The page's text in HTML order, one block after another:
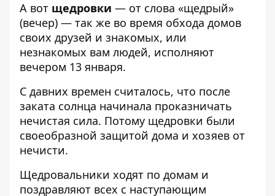
А вот щедровки — от слова «щедрый»
(вечер) — так же во время обхода домов
своих друзей и знакомых, или
незнакомых вам людей, исполняют
вечером 13 января.
С давних времен считалось, что после
заката солнца начинала проказничать
нечистая сила. Потому щедровки были
своеобразной защитой дома и хозяев от
нечисти.
Щедровальники ходят по домам и
поздравляют всех с наступающим